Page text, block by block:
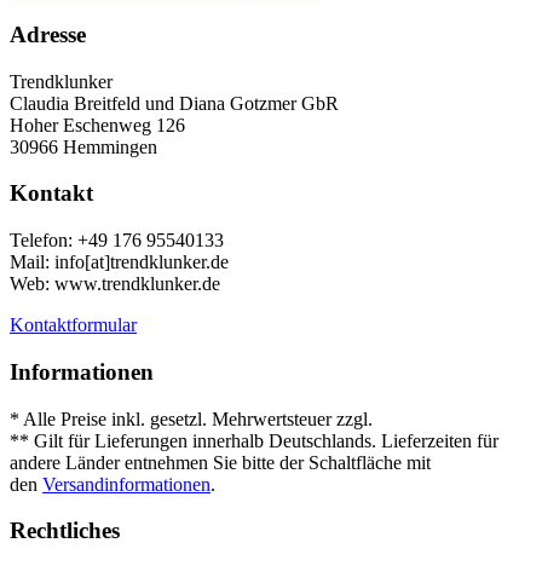
Adresse
Trendklunker
Claudia Breitfeld und Diana Gotzmer GbR
Hoher Eschenweg 126
30966 Hemmingen
Kontakt
Telefon: +49 176 95540133
Mail: info[at]trendklunker.de
Web: www.trendklunker.de
Kontaktformular
Informationen
* Alle Preise inkl. gesetzl. Mehrwertsteuer zzgl.
** Gilt für Lieferungen innerhalb Deutschlands. Lieferzeiten für
andere Länder entnehmen Sie bitte der Schaltfläche mit
den Versandinformationen.
Rechtliches